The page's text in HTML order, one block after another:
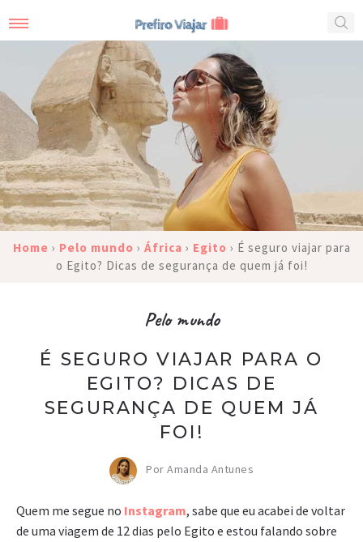
Home › Pelo mundo › África › Egito › É seguro viajar para
o Egito? Dicas de segurança de quem já foi!
Pelo mundo
É SEGURO VIAJAR PARA O
EGITO? DICAS DE
SEGURANÇA DE QUEM JÁ
FOI!
Por Amanda Antunes
Quem me segue no Instagram, sabe que eu acabei de voltar
de uma viagem de 12 dias pelo Egito e estou falando sobre